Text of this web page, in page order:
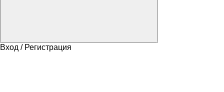
Вход / Регистрация